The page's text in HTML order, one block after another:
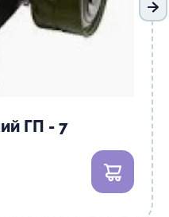
ГП - 7
В кошик